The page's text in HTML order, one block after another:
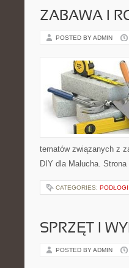
ZABAWA I
POSTED BY ADMIN
tematów związanych z
DIY dla Malucha.
CATEGORIES:
SPRZĘT I
POSTED BY ADMIN